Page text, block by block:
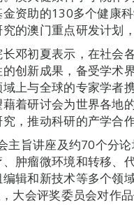
资助的130多个健康
的澳门重点研发计划
邓初夏表示，在社会
创新成果，备受学术
上与全球的专家学者
着研讨会为世界各地
，推动科研的产学合作
主旨讲座及约70个分
肿瘤微环境和转移、
辑和新技术等多个领
大会评奖委员会对作